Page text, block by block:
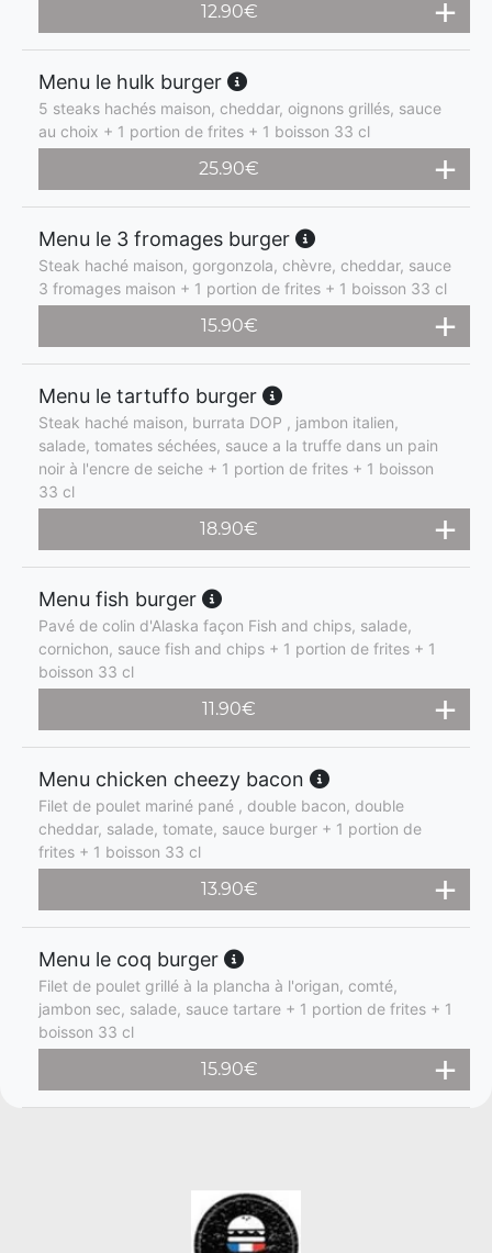
12.90€
Menu le hulk burger
5 steaks hachés maison, cheddar, oignons grillés, sauce
au choix + 1 portion de frites + 1 boisson 33 cl
25.90€
Menu le 3 fromages burger
Steak haché maison, gorgonzola, chèvre, cheddar, sauce
3 fromages maison + 1 portion de frites + 1 boisson 33 cl
15.90€
Menu le tartuffo burger
Steak haché maison, burrata DOP , jambon italien,
salade, tomates séchées, sauce a la truffe dans un pain
noir à l'encre de seiche + 1 portion de frites + 1 boisson
33 cl
18.90€
Menu fish burger
Pavé de colin d'Alaska façon Fish and chips, salade,
cornichon, sauce fish and chips + 1 portion de frites + 1
boisson 33 cl
11.90€
Menu chicken cheezy bacon
Filet de poulet mariné pané , double bacon, double
cheddar, salade, tomate, sauce burger + 1 portion de
frites + 1 boisson 33 cl
13.90€
Menu le coq burger
Filet de poulet grillé à la plancha à l'origan, comté,
jambon sec, salade, sauce tartare + 1 portion de frites + 1
boisson 33 cl
15.90€